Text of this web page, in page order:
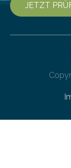
JETZT